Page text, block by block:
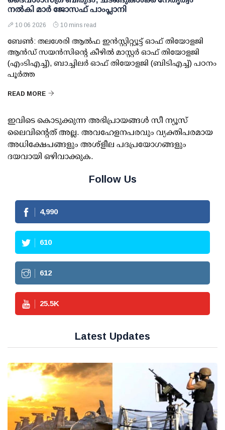
നൽകി മാർ ജോസഫ് പാംപ്ലാനി
10 06 2026 10 mins read
ബേൺ: തലശേരി ആൽഫ ഇൻസ്റ്റിറ്റ്യൂട്ട് ഓഫ് തിയോളജി
ആൻഡ് സയൻസിന്റെ കീഴിൽ മാസ്റ്റർ ഓഫ് തിയോളജി
(എംടിഎച്ച്), ബാച്ചിലർ ഓഫ് തിയോളജി (ബി‌ടിഎച്ച്) പഠനം
പൂർത്ത
READ MORE
ഇവിടെ കൊടുക്കുന്ന അഭിപ്രായങ്ങള്‍ സീ ന്യൂസ്
ലൈവിന്റെത് അല്ല. അവഹേളനപരവും വ്യക്തിപരമായ
അധിക്ഷേപങ്ങളും അശ്‌ളീല പദപ്രയോഗങ്ങളും
ദയവായി ഒഴിവാക്കുക.
Follow Us
4,990
610
612
25.5K
Latest Updates